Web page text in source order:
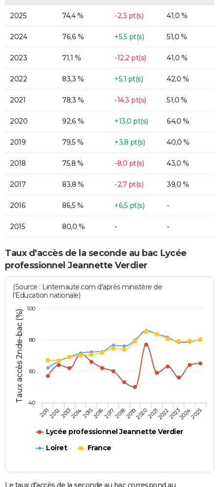
2025 74,4 % -2,3 pt(s) 41,0 %
2024 76,6 % +5,5 pt(s) 51,0 %
2023 71,1 % -12,2 pt(s) 41,0 %
2022 83,3 % +5,1 pt(s) 42,0 %
2021 78,3 % -14,3 pt(s) 51,0 %
2020 92,6 % +13,0 pt(s) 64,0 %
2019 79,5 % +3,8 pt(s) 40,0 %
2018 75,8 % -8,0 pt(s) 43,0 %
2017 83,8 % -2,7 pt(s) 39,0 %
2016 86,5 % +6,5 pt(s) -
2015 80,0 % - -
Taux d'accès de la seconde au bac Lycée
professionnel Jeannette Verdier
Taux accès 2nde-bac (%)
(Source : Linternaute.com d'après ministère de
l'Education nationale)
Lycée professionnel Jeannette Verdier
Loiret
France
201120122013201420152016201720182019202020212022202320242025
40
60
80
100
Le taux d'accès de la seconde au bac correspond au